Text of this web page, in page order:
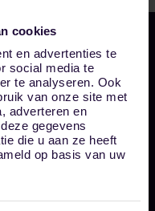
cookies
en advertenties te
social media te
te analyseren. Ook
van onze site met
adverteren en
gegevens
die u aan ze heeft
op basis van uw